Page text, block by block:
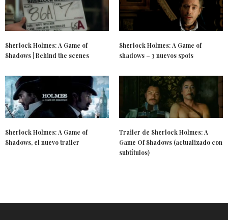
Sherlock Holmes: A Game of
Shadows | Behind the scenes
Sherlock Holmes: A Game of
shadows – 3 nuevos spots
Sherlock Holmes: A Game of
Shadows, el nuevo trailer
Trailer de Sherlock Holmes: A
Game Of Shadows (actualizado con
subtítulos)